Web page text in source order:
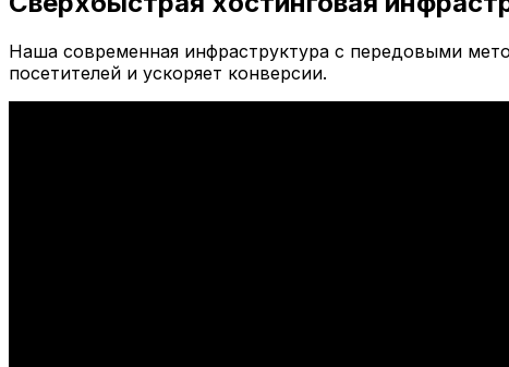
Наша современная инфраструктура с передовыми
посетителей и ускоряет конверсии.